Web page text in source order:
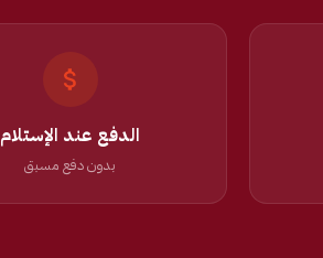
الدفع عند الإستلام
بدون دفع مسبق